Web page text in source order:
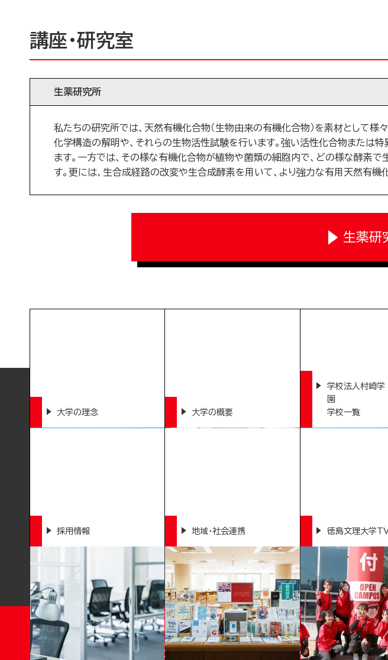
講座・研究室
生薬研究所
私たちの研究所では、天然有機化合物（生物由来の有機化合物）を素材として
化学構造の解明や、それらの生物活性試験を行います。強い活性化合物または
ます。一方では、その様な有機化合物が植物や菌類の細胞内で、どの様な酵素
す。更には、生合成経路の改変や生合成酵素を用いて、より強力な有用天然有
生薬研
大学の理念 大学の概要
学校法人村崎学
園
学校一覧
採用情報 地域・社会連携 徳島文理大学
TOKUSHIMA BUNRI UNIVERSITY